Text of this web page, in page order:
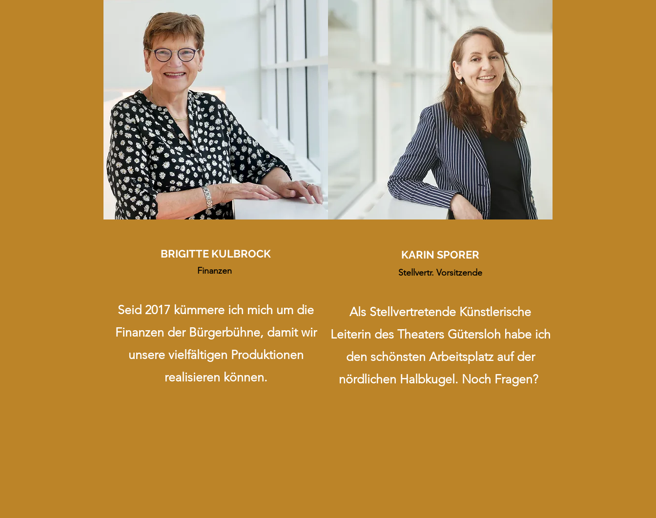
BRIGITTE KULBROCK
Finanzen
Seid 2017 kümmere ich mich um die
Finanzen der Bürgerbühne, damit wir
unsere vielfältigen Produktionen
realisieren können.
KARIN SPORER
Stellvertr. Vorsitzende
Als Stellvertretende Künstlerische
Leiterin des Theaters Gütersloh habe ich
den schönsten Arbeitsplatz auf der
nördlichen Halbkugel. Noch Fragen?